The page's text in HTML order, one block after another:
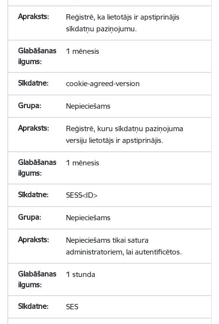
Reģistrē, ka lietotājs ir apstiprinājis
sīkdatņu paziņojumu.
1 mēnesis
cookie-agreed-version
Nepieciešams
Reģistrē, kuru sīkdatņu paziņojuma
versiju lietotājs ir apstiprinājis.
1 mēnesis
SESS<ID>
Nepieciešams
Nepieciešams tikai satura
administratoriem, lai autentificētos.
1 stunda
SES